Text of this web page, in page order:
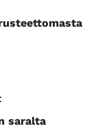
saralta